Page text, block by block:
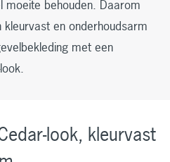
behouden. Daarom
en onderhoudsarm
met een
look, kleurvast